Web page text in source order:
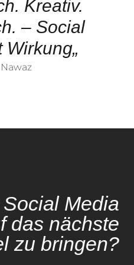
Kreativ.
– Social
Wirkung„
Media
das nächste
zu bringen?